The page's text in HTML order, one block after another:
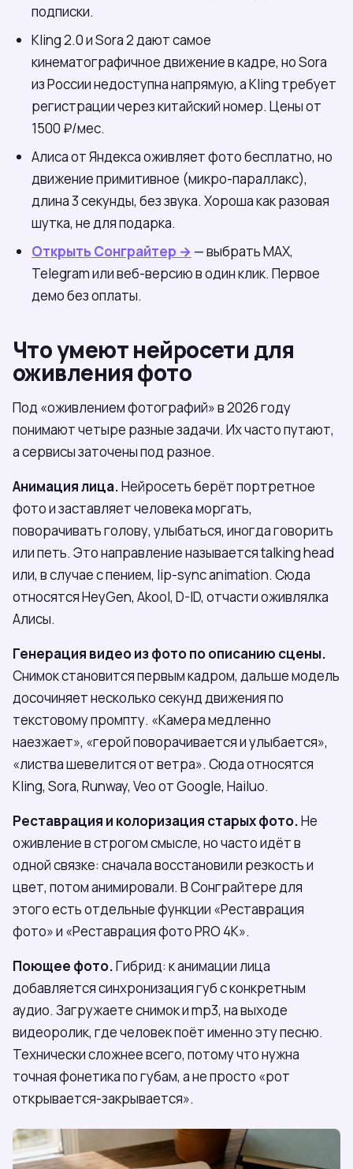
подписки.
Kling 2.0 и Sora 2 дают самое
кинематографичное движение в кадре, но Sora
из России недоступна напрямую, а Kling требует
регистрации через китайский номер. Цены от
1500 ₽/мес.
Алиса от Яндекса оживляет фото бесплатно, но
движение примитивное (микро-параллакс),
длина 3 секунды, без звука. Хороша как разовая
шутка, не для подарка.
Открыть Сонграйтер → — выбрать МАХ,
Telegram или веб-версию в один клик. Первое
демо без оплаты.
Что умеют нейросети для
оживления фото
Под «оживлением фотографий» в 2026 году
понимают четыре разные задачи. Их часто путают,
а сервисы заточены под разное.
Анимация лица.Нейросеть берёт портретное
фото и заставляет человека моргать,
поворачивать голову, улыбаться, иногда говорить
или петь. Это направление называется talking head
или, в случае с пением, lip-sync animation. Сюда
относятся HeyGen, Akool, D-ID, отчасти оживлялка
Алисы.
Генерация видео из фото по описанию сцены.
Снимок становится первым кадром, дальше модель
досочиняет несколько секунд движения по
текстовому промпту. «Камера медленно
наезжает», «герой поворачивается и улыбается»,
«листва шевелится от ветра». Сюда относятся
Kling, Sora, Runway, Veo от Google, Hailuo.
Реставрация и колоризация старых фото.Не
оживление в строгом смысле, но часто идёт в
одной связке: сначала восстановили резкость и
цвет, потом анимировали. В Сонграйтере для
этого есть отдельные функции «Реставрация
фото» и «Реставрация фото PRO 4K».
Поющее фото.Гибрид: к анимации лица
добавляется синхронизация губ с конкретным
аудио. Загружаете снимок и mp3, на выходе
видеоролик, где человек поёт именно эту песню.
Технически сложнее всего, потому что нужна
точная фонетика по губам, а не просто «рот
открывается-закрывается».